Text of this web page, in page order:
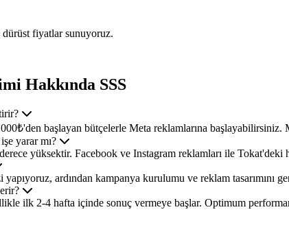
fiyatlar sunuyoruz.
Hakkında SSS
başlayan bütçelerle Meta reklamlarına
yarar mı?
yüksektir. Facebook ve Instagram reklamları ile
ardından kampanya kurulumu ve reklam
ilk 2-4 hafta içinde sonuç vermeye başlar. Optimum